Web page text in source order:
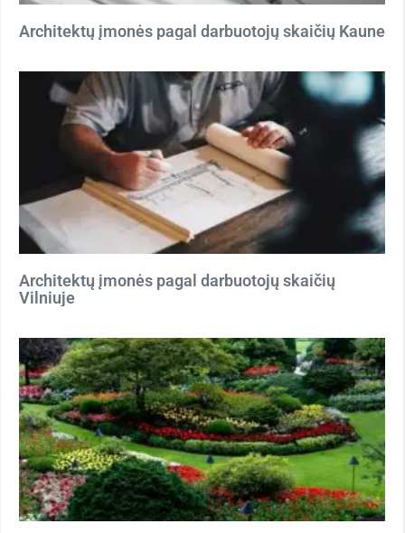
Architektų įmonės pagal darbuotojų skaičių Kaune
Architektų įmonės pagal darbuotojų skaičių
Vilniuje